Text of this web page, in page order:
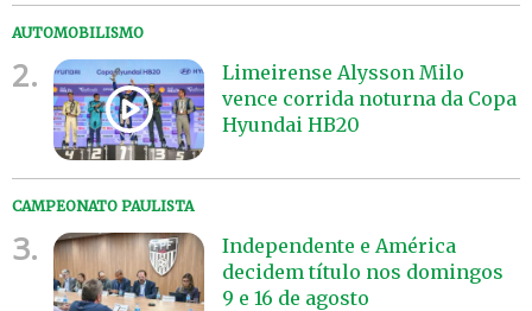
AUTOMOBILISMO
2.
Limeirense Alysson Milo
vence corrida noturna da Copa
Hyundai HB20
CAMPEONATO PAULISTA
3.
Independente e América
decidem título nos domingos
9 e 16 de agosto